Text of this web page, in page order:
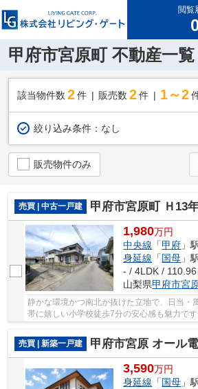
閲覧
甲府市宮原町 不動産一覧
該当物件数 2件 販売数 2 件 1～2
絞り込み条件： なし
販売物件のみ
売買 | 中古一戸建 甲府市宮原町 Ｈ13年築中古戸建
1,980万円
中央線 「甲府 」駅
身延線 「国母 」
- / 4LDK / 110.96
山梨県甲府市宮
静かな環境かつ南北が抜けた立地で、日当・
帯に嬉しい小学校徒歩7分の安心感も魅力で
売買 | 新築一戸建
甲府市宮原 オール電化新築 全2棟
3,590万円
身延線 「国母 」